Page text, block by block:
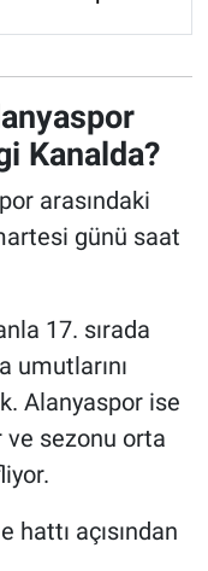
Kanalda?
arasındaki
günü saat
17. sırada
umutlarını
Alanyaspor ise
ve sezonu orta
hattı açısından